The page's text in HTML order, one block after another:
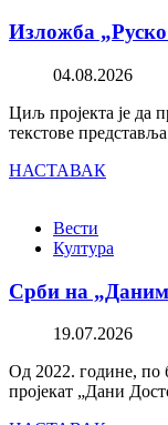
Изложба „Руско
04.08.2026
Циљ пројекта је да
текстове
НАСТАВАК
Вести
Култура
Срби на
19.07.2026
Од 2022. године, по
пројекат „Дани